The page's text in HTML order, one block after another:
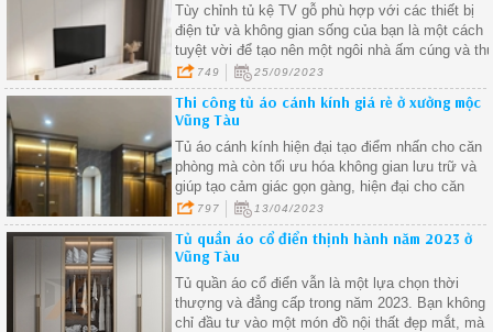
Tùy chỉnh tủ kệ TV gỗ phù hợp với các thiết bị
điện tử và không gian sống của bạn là một cách
tuyệt vời để tạo nên một ngôi nhà ấm cúng và
vị. 749 25/09/2023
Thi công tủ áo cánh kính giá rẻ ở xưởng mộc
Vũng Tàu
Tủ áo cánh kính hiện đại tạo điểm nhấn cho căn
phòng mà còn tối ưu hóa không gian lưu trữ và
giúp tạo cảm giác gọn gàng, hiện đại cho căn
phòng
797 13/04/2023
Tủ quần áo cổ điển thịnh hành năm 2023 ở
Vũng Tàu
Tủ quần áo cổ điển vẫn là một lựa chọn thời
thượng và đẳng cấp trong năm 2023. Bạn không
chỉ đầu tư vào một món đồ nội thất đẹp mắt, mà